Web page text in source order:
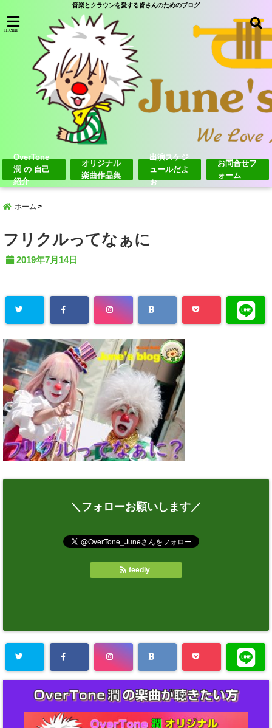
音楽とクラウンを愛する皆さんのためのブログ
menu
OverTone
潤 の 自己
紹介
オリジナル
楽曲作品集
出演スケジ
ュールだよ
ぉ
お問合せフ
ォーム
ホーム
フリクルってなぁに
2019年7月14日
＼フォローお願いします／
feedly